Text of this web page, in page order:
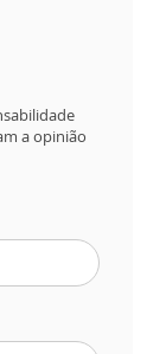
a opinião